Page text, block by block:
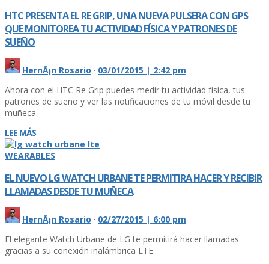
HTC PRESENTA EL RE GRIP, UNA NUEVA PULSERA CON GPS
QUE MONITOREA TU ACTIVIDAD FÍ­SICA Y PATRONES DE
SUEÑO
HernÃ¡n Rosario · 03/01/2015 | 2:42 pm
Ahora con el HTC Re Grip puedes medir tu actividad fí­sica, tus
patrones de sueño y ver las notificaciones de tu móvil desde tu
muñeca.
LEE MÁS
WEARABLES
EL NUEVO LG WATCH URBANE TE PERMITIRA HACER Y RECIBIR
LLAMADAS DESDE TU MUÑECA
HernÃ¡n Rosario · 02/27/2015 | 6:00 pm
El elegante Watch Urbane de LG te permitirá hacer llamadas
gracias a su conexión inalámbrica LTE.